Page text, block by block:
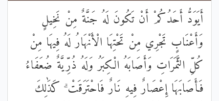
أَيَوَدُّ أَحَدُكُمْ أَنْ تَكُونَ لَهُ جَنَّةٌ مِنْ نَخِيلٍ
وَأَعْنَابٍ تَجْرِي مِنْ تَحْتِهَا الْأَنْهَارُ لَهُ فِيهَا مِنْ
كُلِّ الثَّمَرَاتِ وَأَصَابَهُ الْكِبَرُ وَلَهُ ذُرِّيَّةٌ ضُعَفَاءُ
فَأَصَابَهَا إِعْصَارٌ فِيهِ نَارٌ فَاحْتَرَقَتْ ۗ كَذَٰلِكَ